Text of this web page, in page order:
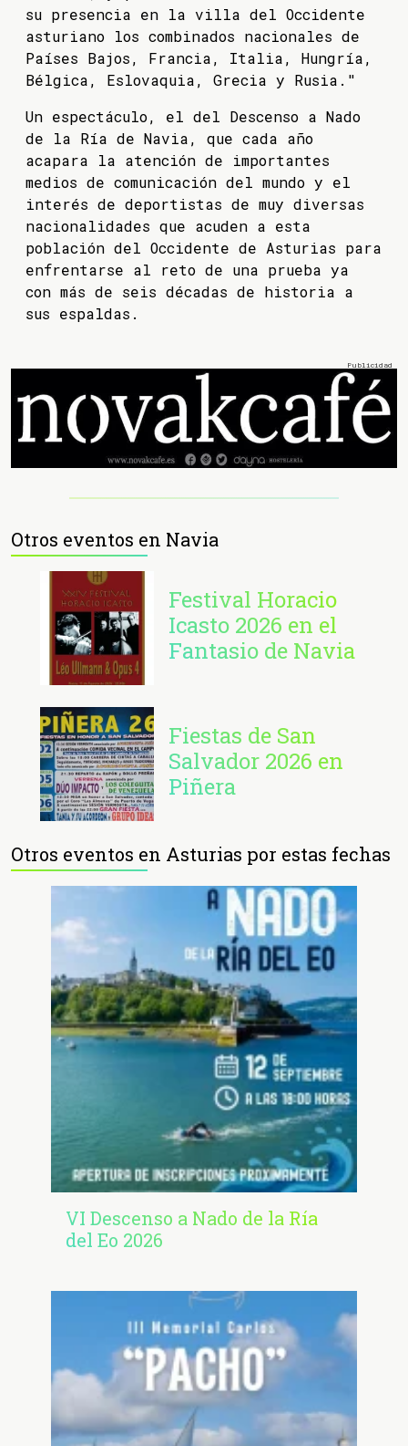
su presencia en la villa del Occidente
asturiano los combinados nacionales de
Países Bajos, Francia, Italia, Hungría,
Bélgica, Eslovaquia, Grecia y Rusia."
Un espectáculo, el del Descenso a Nado
de la Ría de Navia, que cada año
acapara la atención de importantes
medios de comunicación del mundo y el
interés de deportistas de muy diversas
nacionalidades que acuden a esta
población del Occidente de Asturias para
enfrentarse al reto de una prueba ya
con más de seis décadas de historia a
sus espaldas.
Otros eventos en Navia
Festival Horacio
Icasto 2026 en el
Fantasio de Navia
Fiestas de San
Salvador 2026 en
Piñera
Otros eventos en Asturias por estas fechas
VI Descenso a Nado de la Ría
del Eo 2026